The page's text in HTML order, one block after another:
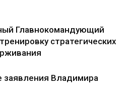
Главнокомандующий
стратегических
заявления Владимира